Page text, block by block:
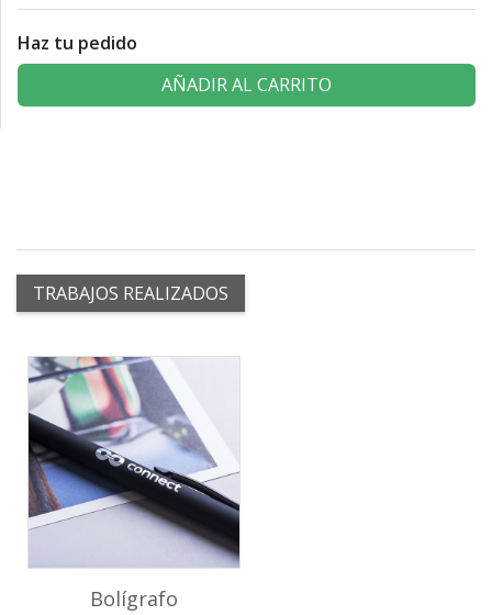
Haz tu pedido
AÑADIR AL CARRITO
TRABAJOS REALIZADOS
Bolígrafo